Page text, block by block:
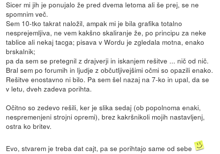
Sicer mi jih je ponujalo že pred dvema letoma ali še prej, se ne
spomnim več.
Sem 10-tko takrat naložil, ampak mi je bila grafika totalno
nesprejemljiva, ne vem kakšno skaliranje že, po principu za neke
tablice ali nekaj tacga; pisava v Wordu je zgledala motna, enako
brskalnik;
pa da sem se pretegnil z drajverji in iskanjem rešitve ... nič od nič.
Bral sem po forumih in ljudje z občutljivejšimi očmi so opazili enako.
Rešitve enostavno ni bilo. Pa sem šel nazaj na 7-ko in upal, da se
v letu, dveh zadeva porihta.
Očitno so zedevo rešili, ker je slika sedaj (ob popolnoma enaki,
nespremenjeni strojni opremi), brez kakršnikoli mojih nastavljenj,
ostra ko britev.
Evo, stvarem je treba dat cajt, pa se porihtajo same od sebe